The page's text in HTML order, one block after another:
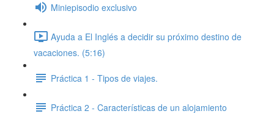
Miniepisodio exclusivo
Ayuda a El Inglés a decidir su próximo destino de
vacaciones. (5:16)
Práctica 1 - Tipos de viajes.
Práctica 2 - Características de un alojamiento